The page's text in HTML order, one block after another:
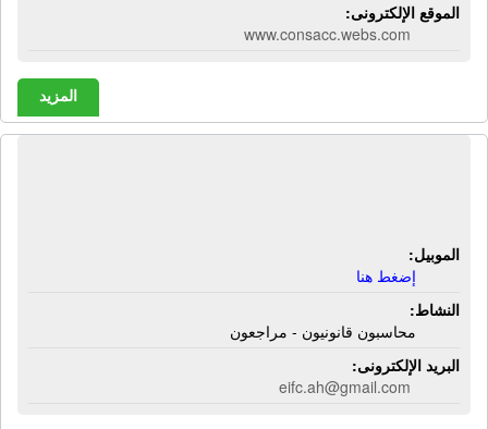
الموقع الإلكترونى:
www.consacc.webs.com
المزيد
الموبيل:
إضغط هنا
النشاط:
محاسبون قانونيون - مراجعون
البريد الإلكترونى:
eifc.ah@gmail.com